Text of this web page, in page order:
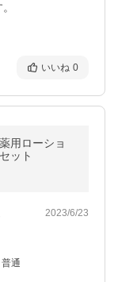
いいね 0
用ローショ
ット
2023/6/23
普通